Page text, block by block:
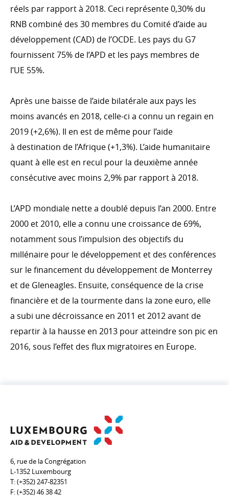
Les organisations non gouvernementales
Finance inclusive et secteur privé
ACTION HUMANITAIRE
Intro
L'aide d'urgence
Phase de transition et de réhabilitation
Prévision et résilience
THÉMATIQUES TRANSVERSALES
Genre
Digital4Development (D4D)
Environnement et changement climatique
EFFICACITÉ DU DÉVELOPPEMENT ET COHÉRENCE
DES POLITIQUES
S’ENGAGER DANS LA COOPÉRATION
Témoignages
réels par rapport à 2018. Ceci représente 0,30% du
RNB combiné des 30 membres du Comité d’aide au
développement (CAD) de l’OCDE. Les pays du G7
fournissent 75% de l’APD et les pays membres de
l’UE 55%.
Après une baisse de l’aide bilatérale aux pays les
moins avancés en 2018, celle-ci a connu un regain en
2019 (+2,6%). Il en est de même pour l’aide
à destination de l’Afrique (+1,3%). L’aide humanitaire
quant à elle est en recul pour la deuxième année
consécutive avec moins 2,9% par rapport à 2018.
L’APD mondiale nette a doublé depuis l’an 2000. Entre
2000 et 2010, elle a connu une croissance de 69%,
notamment sous l’impulsion des objectifs du
millénaire pour le développement et des conférences
sur le financement du développement de Monterrey
et de Gleneagles. Ensuite, conséquence de la crise
financière et de la tourmente dans la zone euro, elle
a subi une décroissance en 2011 et 2012 avant de
repartir à la hausse en 2013 pour atteindre son pic en
2016, sous l’effet des flux migratoires en Europe.
6, rue de la Congrégation
L-1352 Luxembourg
T:(+352) 247-82351
F:(+352) 46 38 42